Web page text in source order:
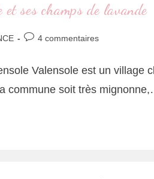
ses champs de lavande
4 commentaires
Valensole est un village
commune soit très